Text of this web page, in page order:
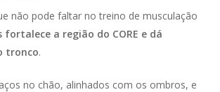
não pode faltar no treino de musculação
fortalece a região do CORE e dá
tronco.
no chão, alinhados com os ombros, e